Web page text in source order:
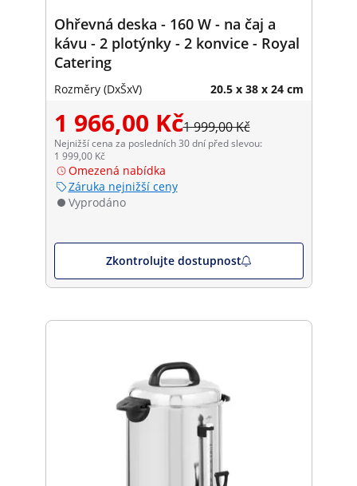
Ohřevná deska - 160 W - na čaj a
kávu - 2 plotýnky - 2 konvice - Royal
Catering
Rozměry (DxŠxV) 20.5 x 38 x 24 cm
1 966,00 Kč1 999,00 Kč
Nejnižší cena za posledních 30 dní před slevou:
1 999,00 Kč
Omezená nabídka
Záruka nejnižší ceny
Vyprodáno
Zkontrolujte dostupnost